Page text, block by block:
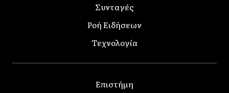
Συνταγές
Ροή Ειδήσεων
Τεχνολογία
Επιστήμη